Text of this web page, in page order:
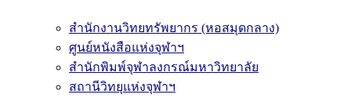
สำนักงานวิทยทรัพยากร (หอสมุดกลาง)
ศูนย์หนังสือแห่งจุฬาฯ
สำนักพิมพ์จุฬาลงกรณ์มหาวิทยาลัย
สถานีวิทยุแห่งจุฬาฯ